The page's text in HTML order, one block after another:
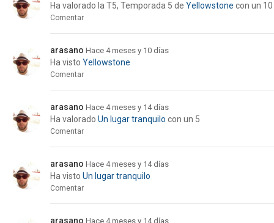
Ha valorado la T5, Temporada 5 de Yellowstone con un 10
Comentar
arasano Hace 4 meses y 10 días
Ha visto Yellowstone
Comentar
arasano Hace 4 meses y 14 días
Ha valorado Un lugar tranquilo con un 5
Comentar
arasano Hace 4 meses y 14 días
Ha visto Un lugar tranquilo
Comentar
arasano Hace 4 meses y 14 días